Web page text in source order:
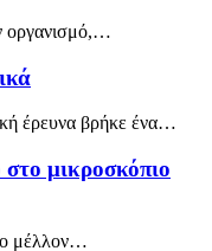
οργανισμό,…
έρευνα βρήκε ένα…
μικροσκόπιο
μέλλον…